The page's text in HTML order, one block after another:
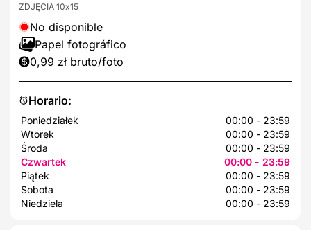
Horario:
Poniedziałek
00:00 - 23:59
Wtorek
00:00 - 23:59
Środa
00:00 - 23:59
Czwartek
00:00 - 23:59
Piątek
00:00 - 23:59
Sobota
00:00 - 23:59
Niedziela
00:00 - 23:59
ZDJĘCIA 10x15
No disponible
Papel fotográfico
0,99 zł bruto/foto